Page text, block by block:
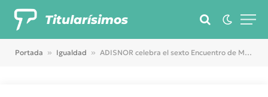
Titularísimos
Portada » Igualdad » ADISNOR celebra el sexto Encuentro de Mujeres con Discapacidad Intelectual en Gran Canaria